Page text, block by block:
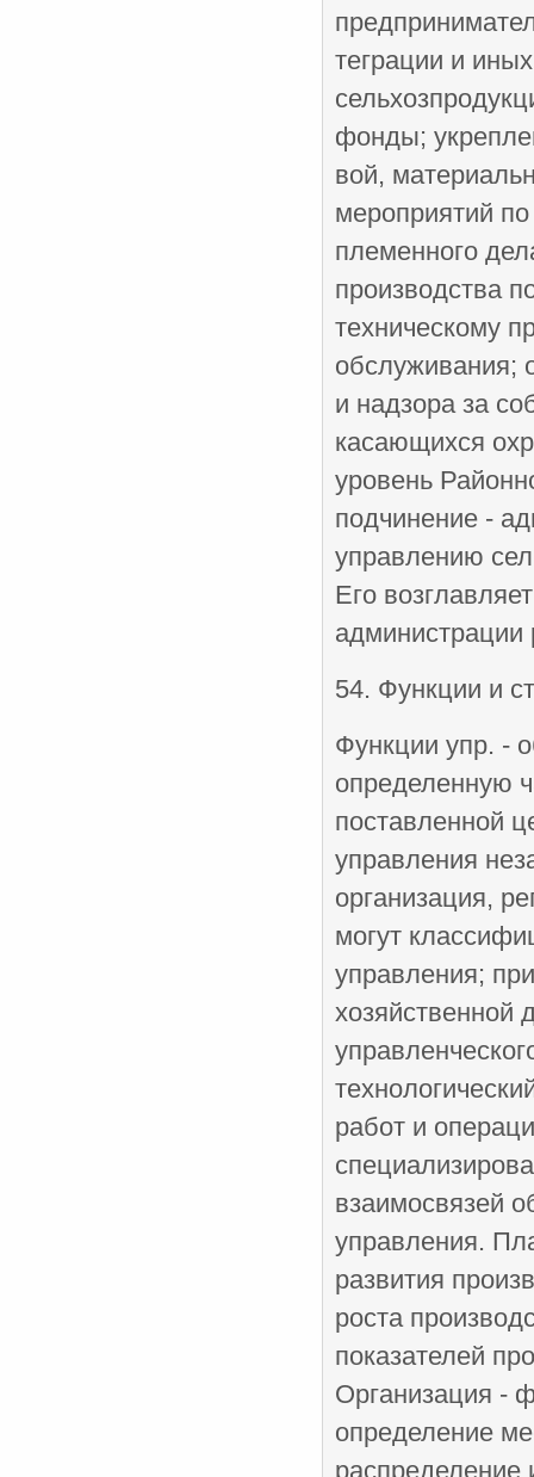
теграции и
фонды;
вой,
мероприятий
племенного
производства
техническому
обслуживания;
и над­зора за
касающихся
уровень
подчинение -
управлению
Его
54. Функции и
Функции упр. -
определенную
поставленной
управления
организация,
могут
управления;
хозяйственной
работ и
взаимосвязей
управления.
развития
роста
показателей
Организация -
определение
распределение